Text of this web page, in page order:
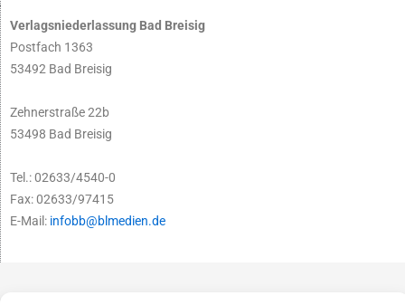
Verlagsniederlassung Bad Breisig
Postfach 1363
53492 Bad Breisig
Zehnerstraße 22b
53498 Bad Breisig
Tel.: 02633/4540-0
Fax: 02633/97415
E-Mail: infobb@blmedien.de